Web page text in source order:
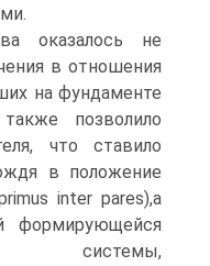
оказалось не
в отно­шения
на фундаменте
позволило
что ставило
в положение
inter pares),а
формирующейся
системы,